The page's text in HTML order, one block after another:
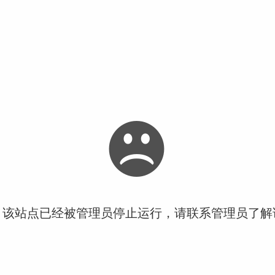
站点已经被管理员停止运行，请联系管理员了